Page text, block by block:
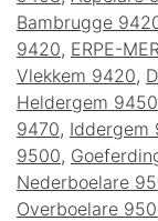
Bambrugge
9420, ERPE-
Vlekkem 9420,
Heldergem 9450
9470, Iddergem
9500,
Nederboelare
Overboelare